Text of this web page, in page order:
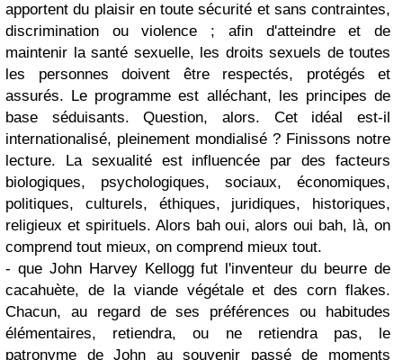
apportent du plaisir en toute sécurité et sans contraintes,
discrimination ou violence ; afin d'atteindre et de
maintenir la santé sexuelle, les droits sexuels de toutes
les personnes doivent être respectés, protégés et
assurés. Le programme est alléchant, les principes de
base séduisants. Question, alors. Cet idéal est-il
internationalisé, pleinement mondialisé ? Finissons notre
lecture. La sexualité est influencée par des facteurs
biologiques, psychologiques, sociaux, économiques,
politiques, culturels, éthiques, juridiques, historiques,
religieux et spirituels. Alors bah oui, alors oui bah, là, on
comprend tout mieux, on comprend mieux tout.
- que John Harvey Kellogg fut l'inventeur du beurre de
cacahuète, de la viande végétale et des corn flakes.
Chacun, au regard de ses préférences ou habitudes
élémentaires, retiendra, ou ne retiendra pas, le
patronyme de John au souvenir passé de moments